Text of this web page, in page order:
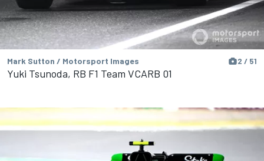
Mark Sutton / Motorsport Images 2 / 51
Yuki Tsunoda, RB F1 Team VCARB 01